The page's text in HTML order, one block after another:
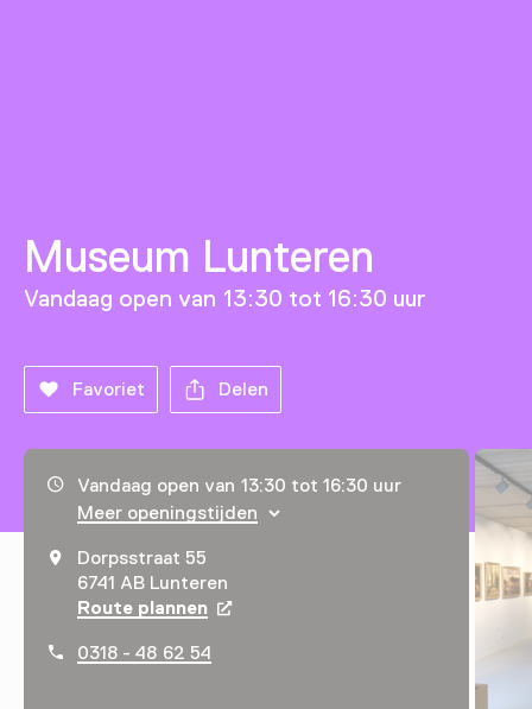
Museum Lunteren
Vandaag open van 13:30 tot 16:30 uur
Favoriet Delen
Openingstijden, adres & telefoonnummer
Vandaag open van 13:30 tot 16:30 uur
Meer openingstijden
Dorpsstraat 55
6741 AB Lunteren
Route plannen Opent in een nieuw tabblad
0318 - 48 62 54